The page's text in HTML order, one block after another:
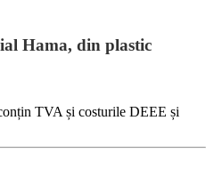
Hama, din plastic
TVA și costurile DEEE și